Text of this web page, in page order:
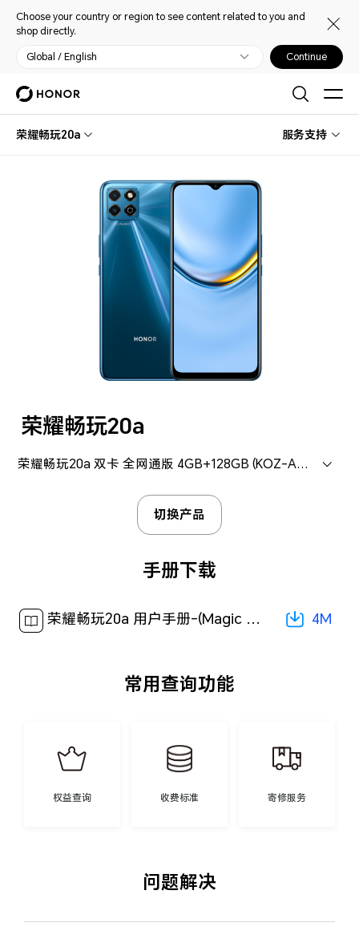
Choose your country or region to see content related to you and
shop directly.
Global / English Continue
荣耀畅玩20a 服务支持
荣耀畅玩20a
荣耀畅玩20a 双卡 全网通版 4GB+128GB (KOZ-AL00CM)
切换产品
手册下载
荣耀畅玩20a 用户手册-(Magic UI 6.1_01,zh-cn)[ 4M ] 4M
常用查询功能
权益查询 收费标准 寄修服务
问题解决